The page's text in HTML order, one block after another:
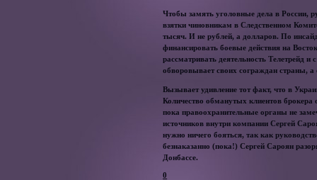
Чтобы замять уголовные дела в России,
взятки чиновникам в Следственном
тысяч. И не рублей, а долларов. По
финансировать боевые действия на
рассматривать деятельность Телетрейд
обворовывает своих сограждан страны,
Вызывает удивление тот факт, что в
Количество обманутых клиентов
пока правоохранительные органы не
источников внутри компании Сергей
нужно ничего бояться, так как
безнаказанно (пока!) Сергей Сароян
Донбассе.
0